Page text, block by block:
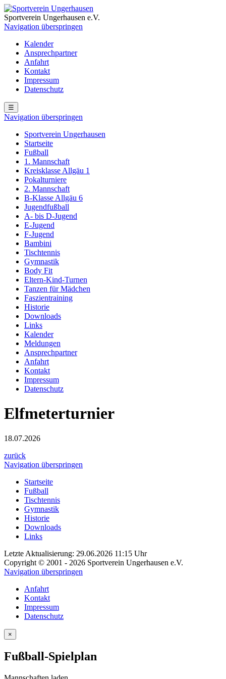
Sportverein Ungerhausen e.V.
Navigation überspringen
Kalender
Ansprechpartner
Anfahrt
Kontakt
Impressum
Datenschutz
☰
Navigation überspringen
Sportverein Ungerhausen
Startseite
Fußball
1. Mannschaft
Kreisklasse Allgäu 1
Pokalturniere
2. Mannschaft
B-Klasse Allgäu 6
Jugendfußball
A- bis D-Jugend
E-Jugend
F-Jugend
Bambini
Tischtennis
Gymnastik
Body Fit
Eltern-Kind-Turnen
Tanzen für Mädchen
Faszientraining
Historie
Downloads
Links
Kalender
Meldungen
Ansprechpartner
Anfahrt
Kontakt
Impressum
Datenschutz
Elfmeterturnier
18.07.2026
zurück
Navigation überspringen
Startseite
Fußball
Tischtennis
Gymnastik
Historie
Downloads
Links
Letzte Aktualisierung: 29.06.2026 11:15 Uhr
Copyright © 2001 - 2026 Sportverein Ungerhausen e.V.
Navigation überspringen
Anfahrt
Kontakt
Impressum
Datenschutz
×
Fußball-Spielplan